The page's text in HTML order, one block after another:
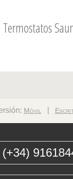
Termostatos
Móvil
(+34)